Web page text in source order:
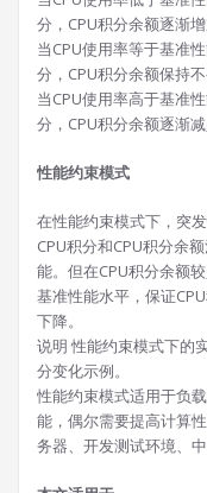
分，CPU积分余额逐渐增
当CPU使用率等于基准
分，CPU积分余额保持不
当CPU使用率高于基准
分，CPU积分余额逐渐减
性能约束模式
在性能约束模式下，突
CPU积分和CPU积分余
能。但在CPU积分余额
基准性能水平，保证
下降。
说明 性能约束模式下的
分变化示例。
性能约束模式适用于负
能，偶尔需要提高计算
务器、开发测试环境、中